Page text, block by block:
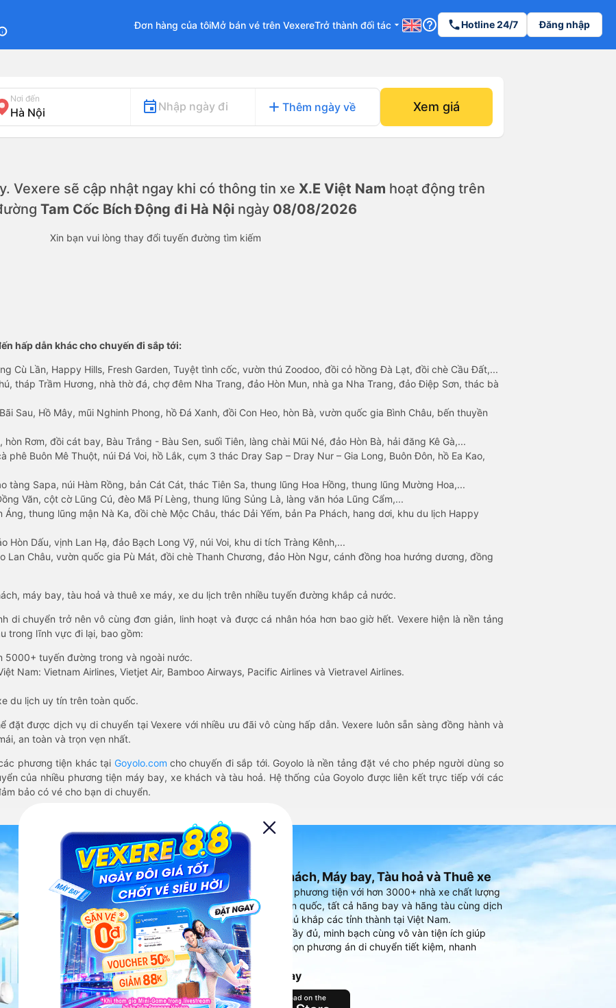
Đơn hàng của tôiMở bán vé trên VexereTrở thành đối tác arrow_drop_down help_outline phoneHotline 24/7 Đăng nhập
Nơi đến
Nhập ngày đi add Thêm ngày về Xem giá
Vexere sẽ cập nhật ngay khi có thông tin xe X.E Việt Nam hoạt động trên
Tam Cốc Bích Động đi Hà Nội ngày 08/08/2026
Xin bạn vui lòng thay đổi tuyến đường tìm kiếm
hấp dẫn khác cho chuyến đi sắp tới:
Cù Lần, Happy Hills, Fresh Garden, Tuyệt tình cốc, vườn thú Zoodoo, đồi cỏ hồng Đà Lạt, đồi chè Cầu Đất,...
tháp Trầm Hương, nhà thờ đá, chợ đêm Nha Trang, đảo Hòn Mun, nhà ga Nha Trang, đảo Điệp Sơn, thác bà
Sau, Hồ Mây, mũi Nghinh Phong, hồ Đá Xanh, đồi Con Heo, hòn Bà, vườn quốc gia Bình Châu, bến thuyền
hòn Rơm, đồi cát bay, Bàu Trắng - Bàu Sen, suối Tiên, làng chài Mũi Né, đảo Hòn Bà, hải đăng Kê Gà,...
phê Buôn Mê Thuột, núi Đá Voi, hồ Lắk, cụm 3 thác Dray Sap – Dray Nur – Gia Long, Buôn Đôn, hồ Ea Kao,
tàng Sapa, núi Hàm Rồng, bản Cát Cát, thác Tiên Sa, thung lũng Hoa Hồng, thung lũng Mường Hoa,...
Văn, cột cờ Lũng Cú, đèo Mã Pí Lèng, thung lũng Sủng Là, làng văn hóa Lũng Cẩm,...
Áng, thung lũng mận Nà Ka, đồi chè Mộc Châu, thác Dải Yếm, bản Pa Phách, hang dơi, khu du lịch Happy
Hòn Dấu, vịnh Lan Hạ, đảo Bạch Long Vỹ, núi Voi, khu di tích Tràng Kênh,...
Lan Châu, vườn quốc gia Pù Mát, đồi chè Thanh Chương, đảo Hòn Ngư, cánh đồng hoa hướng dương, đồng
máy bay, tàu hoả và thuê xe máy, xe du lịch trên nhiều tuyến đường khắp cả nước.
di chuyển trở nên vô cùng đơn giản, linh hoạt và được cá nhân hóa hơn bao giờ hết. Vexere hiện là nền tảng
trong lĩnh vực đi lại, bao gồm:
5000+ tuyến đường trong và ngoài nước.
Nam: Vietnam Airlines, Vietjet Air, Bamboo Airways, Pacific Airlines và Vietravel Airlines.
du lịch uy tín trên toàn quốc.
đặt được dịch vụ di chuyển tại Vexere với nhiều ưu đãi vô cùng hấp dẫn. Vexere luôn sẵn sàng đồng hành và
an toàn và trọn vẹn nhất.
phương tiện khác tại Goyolo.com cho chuyến đi sắp tới. Goyolo là nền tảng đặt vé cho phép người dùng so
của nhiều phương tiện máy bay, xe khách và tàu hoả. Hệ thống của Goyolo được liên kết trực tiếp với các
bảo có vé cho bạn di chuyển.
Ứng dụng đặt vé Xe khách, Máy bay, Tàu hoả và Thuê xe
Vexere - ứng dụng đặt vé đa phương tiện với hơn 3000+ nhà xe chất lượng
cao, 5000+ tuyến đường toàn quốc, tất cả hãng bay và hãng tàu cùng dịch
vụ thuê xe máy, xe du lịch phủ khắp các tỉnh thành tại Việt Nam.
Ứng dụng hiển thị thông tin đầy đủ, minh bạch cùng vô vàn tiện ích giúp
người dùng so sánh và lựa chọn phương án di chuyển tiết kiệm, nhanh
chóng và phù hợp nhất.
Tải ứng dụng Vexere ngay